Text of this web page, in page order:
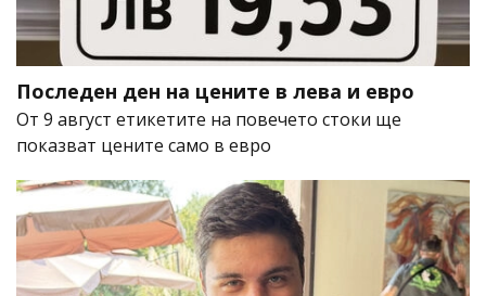
Последен ден на цените в лева и евро
От 9 август етикетите на повечето стоки ще
показват цените само в евро